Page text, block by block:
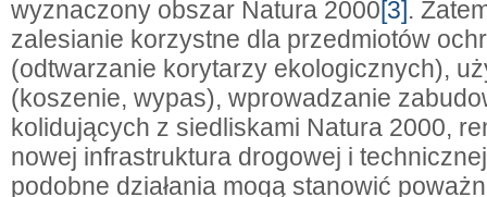
wyznaczony obszar Natura 2000[3].
zalesianie korzystne dla przedmiotów
(odtwarzanie korytarzy ekologicznych),
(koszenie, wypas), wprowadzanie
kolidujących z siedliskami Natura 2000,
nowej infrastruktura drogowej i
podobne działania mogą stanowić